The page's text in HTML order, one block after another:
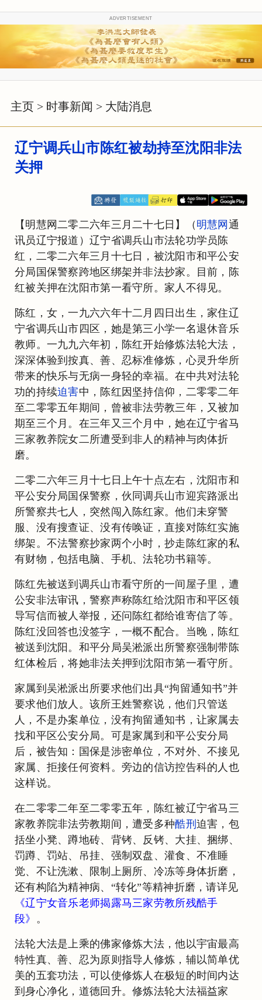
ADVERTISEMENT
主页 > 时事新闻 > 大陆消息
辽宁调兵山市陈红被劫持至沈阳非法
关押
【明慧网二零二六年三月二十七日】（ 明慧网 通
讯员辽宁报道）辽宁省调兵山市法轮功学员陈
红，二零二六年三月十七日，被沈阳市和平公安
分局国保警察跨地区绑架并非法抄家。目前，陈
红被关押在沈阳市第一看守所。家人不得见。
陈红，女，一九六六年十二月四日出生，家住辽
宁省调兵山市四区，她是第三小学一名退休音乐
教师。一九九六年初，陈红开始修炼法轮大法，
深深体验到按真、善、忍标准修炼，心灵升华所
带来的快乐与无病一身轻的幸福。在中共对法轮
功的持续迫害中，陈红因坚持信仰，二零零二年
至二零零五年期间，曾被非法劳教三年，又被加
期至三个月。在三年又三个月中，她在辽宁省马
三家教养院女二所遭受到非人的精神与肉体折
磨。
二零二六年三月十七日上午十点左右，沈阳市和
平公安分局国保警察，伙同调兵山市迎宾路派出
所警察共七人，突然闯入陈红家。他们未穿警
服、没有搜查证、没有传唤证，直接对陈红实施
绑架。不法警察抄家两个小时，抄走陈红家的私
有财物，包括电脑、手机、法轮功书籍等。
陈红先被送到调兵山市看守所的一间屋子里，遭
公安非法审讯，警察声称陈红给沈阳市和平区领
导写信而被人举报，还问陈红都给谁寄信了等。
陈红没回答也没签字，一概不配合。当晚，陈红
被送到沈阳。和平分局吴淞派出所警察强制带陈
红体检后，将她非法关押到沈阳市第一看守所。
家属到吴淞派出所要求他们出具“拘留通知书”并
要求他们放人。该所王姓警察说，他们只管送
人，不是办案单位，没有拘留通知书，让家属去
找和平区公安分局。可是家属到和平公安分局
后，被告知：国保是涉密单位，不对外、不接见
家属、拒接任何资料。旁边的信访控告科的人也
这样说。
在二零零二年至二零零五年，陈红被辽宁省马三
家教养院非法劳教期间，遭受多种酷刑 迫害，包
括坐小凳、蹲地砖、背铐、反铐、大挂、捆绑、
罚蹲、罚站、吊挂、强制双盘、灌食、不准睡
觉、不让洗漱、限制上厕所、冷冻等身体折磨，
还有构陷为精神病、“转化”等精神折磨，请详见
《辽宁女音乐老师揭露马三家劳教所残酷手
段》
。
法轮大法是上乘的佛家修炼大法，他以宇宙最高
特性真、善、忍为原则指导人修炼，辅以简单优
美的五套功法，可以使修炼人在极短的时间内达
到身心净化，道德回升。修炼法轮大法福益家